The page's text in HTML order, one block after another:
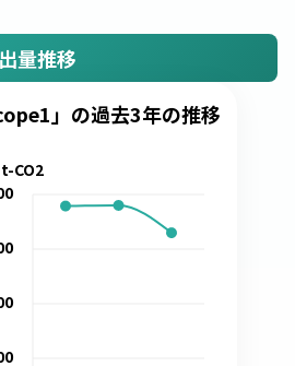
量推移
」の過去3年の推移
t-CO2